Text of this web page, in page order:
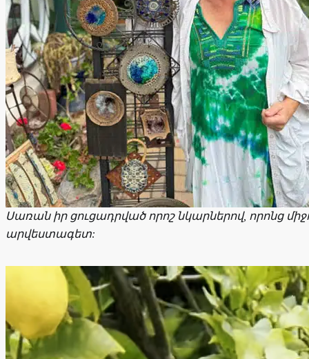
Սառան իր ցուցադրված որոշ նկարներով, որոնց
արվեստագետ: